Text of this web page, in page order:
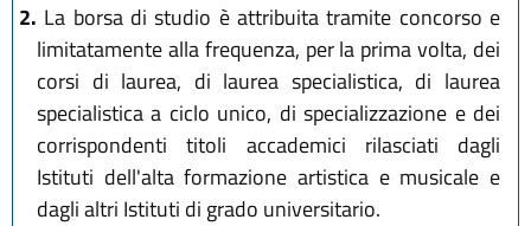
2. La borsa di studio è attribuita tramite concorso e
limitatamente alla frequenza, per la prima volta, dei
corsi di laurea, di laurea specialistica, di laurea
specialistica a ciclo unico, di specializzazione e dei
corrispondenti titoli accademici rilasciati dagli
Istituti dell'alta formazione artistica e musicale e
dagli altri Istituti di grado universitario.